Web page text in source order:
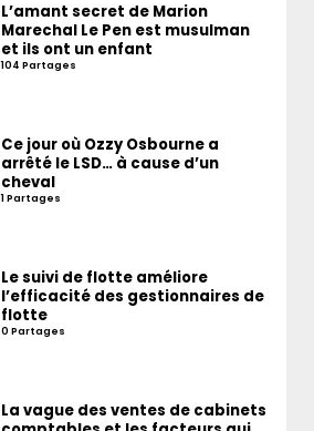
L’amant secret de Marion
Marechal Le Pen est musulman
et ils ont un enfant
104 Partages
Ce jour où Ozzy Osbourne a
arrêté le LSD… à cause d’un
cheval
1 Partages
Le suivi de flotte améliore
l’efficacité des gestionnaires de
flotte
0 Partages
La vague des ventes de cabinets